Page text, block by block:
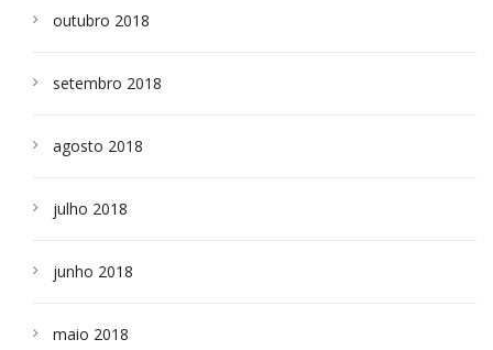
outubro 2018
setembro 2018
agosto 2018
julho 2018
junho 2018
maio 2018